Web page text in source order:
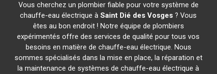
Vous cherchez un plombier fiable pour votre système de
chauffe-eau électrique àSaint Dié des Vosges ? Vous
êtes au bon endroit ! Notre équipe de plombiers
expérimentés offre des services de qualité pour tous vos
besoins en matière de chauffe-eau électrique. Nous
sommes spécialisés dans la mise en place, la réparation et
la maintenance de systèmes de chauffe-eau électrique à